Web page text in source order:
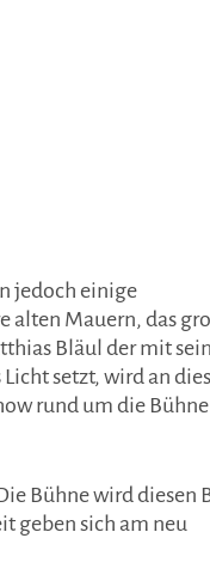
jedoch einige
alten Mauern, das
Bläul der mit
setzt, wird an
rund um die Bühne
Bühne wird diesen
geben sich am neu